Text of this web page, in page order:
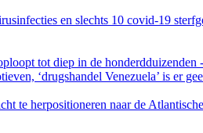
en slechts 10 covid-19
tot diep in de
‘drugshandel Venezuela’ is er
te herpositioneren naar de